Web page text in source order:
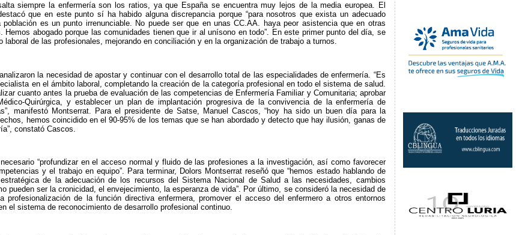
siempre la enfermería son los ratios, ya que España se encuentra muy lejos de la media europea. El
que en este punto sí ha habido alguna discrepancia porque “para nosotros que exista un adecuado
es un punto irrenunciable. No puede ser que en unas CC.AA. haya peor asistencia que en otras
Hemos abogado porque las comunidades tienen que ir al unísono en todo”. En este primer punto del día, se
laboral de las profesionales, mejorando en conciliación y en la organización de trabajo a turnos.
la necesidad de apostar y continuar con el desarrollo total de las especialidades de enfermería. “Es
en el ámbito laboral, completando la creación de la categoría profesional en todo el sistema de salud.
cuanto antes la prueba de evaluación de las competencias de Enfermería Familiar y Comunitaria; aprobar
Quirúrgica, y establecer un plan de implantación progresiva de la convivencia de la enfermería de
manifestó Montserrat. Para el presidente de Satse, Manuel Cascos, “hoy ha sido un buen día para la
hemos coincidido en el 90-95% de los temas que se han abordado y detecto que hay ilusión, ganas de
constató Cascos.
“profundizar en el acceso normal y fluido de las profesiones a la investigación, así como favorecer
y el trabajo en equipo”. Para terminar, Dolors Montserrat reseñó que “hemos estado hablando de
de la adecuación de los recursos del Sistema Nacional de Salud a las necesidades, cambios
pueden ser la cronicidad, el envejecimiento, la esperanza de vida”. Por último, se consideró la necesidad de
profesionalización de la función directiva enfermera, promover el acceso del enfermero a otros entornos
el sistema de reconocimiento de desarrollo profesional continuo.